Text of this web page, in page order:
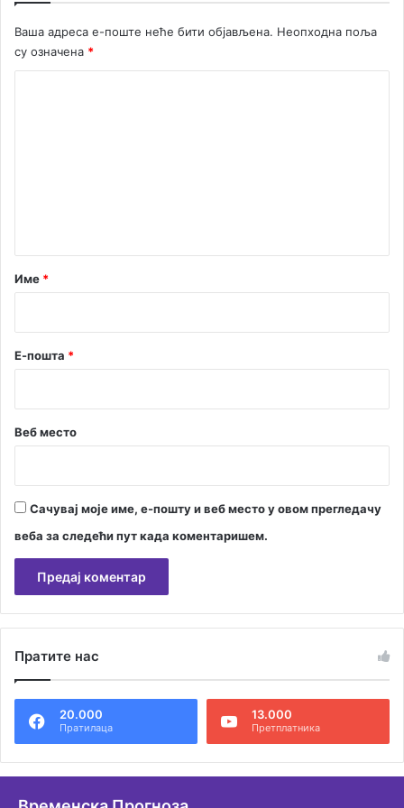
Ваша адреса е-поште неће бити објављена. Неопходна поља
су означена *
р
Име *
Е-пошта *
Веб место
Сачувај моје име, е-пошту и веб место у овом прегледачу
веба за следећи пут када коментаришем.
т
н
т
Пратите нас
20.000
Пратилаца
13.000
Претплатника